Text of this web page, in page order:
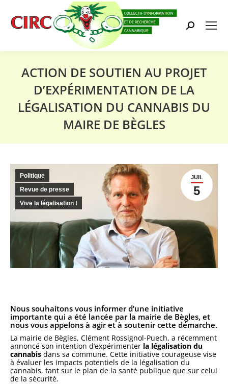
Search:
ACTION DE SOUTIEN AU PROJET
D’EXPÉRIMENTATION DE LA
LÉGALISATION DU CANNABIS DU
MAIRE DE BÈGLES
JUIL
5
Politique
Revue de presse
Vive la légalisation !
Nous souhaitons vous informer d’une initiative
importante qui a été lancée par la mairie de Bègles, et
nous vous appelons à agir et à soutenir cette démarche.
La mairie de Bègles, Clément Rossignol-Puech, a récemment
annoncé son intention d’expérimenter la légalisation du
cannabis dans sa commune. Cette initiative courageuse vise
à évaluer les impacts potentiels de la légalisation du
cannabis, tant sur le plan de la santé publique que sur celui
de la sécurité.